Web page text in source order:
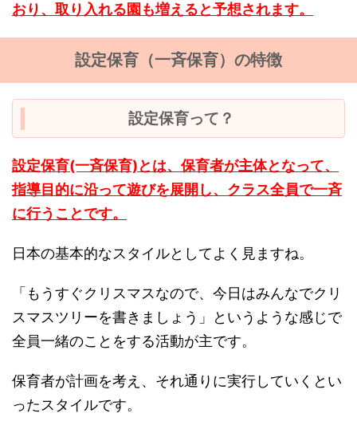
おり、取り入れる園も増えると予想されます。
設定保育（一斉保育）の特徴
設定保育って ？
設定保育(一斉保育)とは、保育者が主体となって、
指導目的に沿って遊びを展開し、クラス全員で一斉
に行うことです。
日本の基本的なスタイルとしてよく見ますね。
「もうすぐクリスマスなので、今日はみんなでクリ
スマスツリーを書きましょう」というような感じで
全員一緒のことをする活動が主です。
保育者が計画を考え、それ通りに実行していくとい
ったスタイルです。